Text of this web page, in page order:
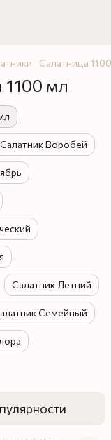
Салатница
1100 мл
Салатник Воробей
Салатник Летний
Семейный